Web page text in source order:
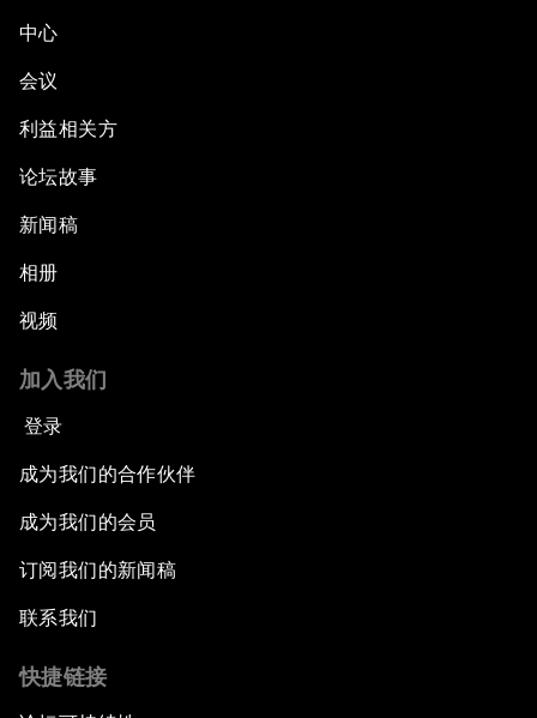
中心
会议
利益相关方
论坛故事
新闻稿
相册
视频
加入我们
登录
成为我们的合作伙伴
成为我们的会员
订阅我们的新闻稿
联系我们
快捷链接